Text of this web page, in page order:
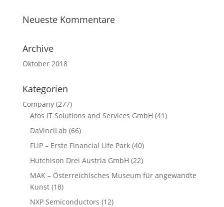
Neueste Kommentare
Archive
Oktober 2018
Kategorien
Company(277)
Atos IT Solutions and Services GmbH (41)
DaVinciLab (66)
FLiP – Erste Financial Life Park(40)
Hutchison Drei Austria GmbH (22)
MAK – Österreichisches Museum für angewandte
Kunst(18)
NXP Semiconductors (12)